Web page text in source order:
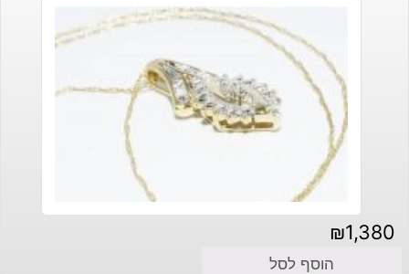
₪1,380
הוסף לסל